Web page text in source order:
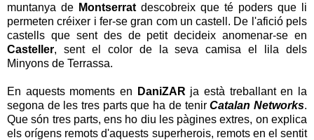
muntanya de Montserrat descobreix que té poders que li
permeten créixer i fer-se gran com un castell. De l'afició pels
castells que sent des de petit decideix anomenar-se en
Casteller, sent el color de la seva camisa el lila dels
Minyons de Terrassa.
En aquests moments en DaniZAR ja està treballant en la
segona de les tres parts que ha de tenirCatalan Networks.
Que són tres parts, ens ho diu les pàgines extres, on explica
els orígens remots d'aquests superherois, remots en el sentit